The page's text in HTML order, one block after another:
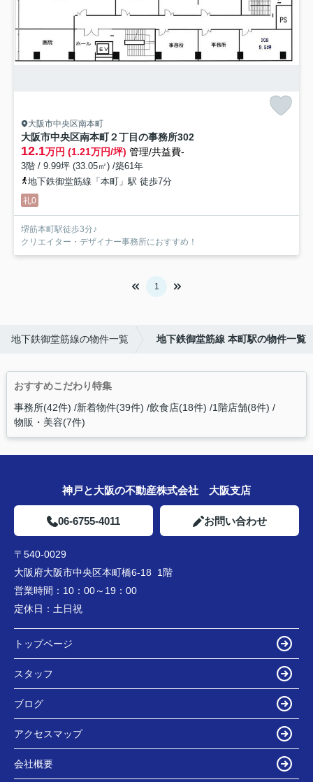
大阪市中央区南本町
大阪市中央区南本町２丁目の事務所302
12.1万円 (1.21万円/坪) 管理/共益費-
3階 / 9.99坪 (33.05㎡) /築61年
地下鉄御堂筋線「本町」駅 徒歩7分
礼0
堺筋本町駅徒歩3分♪
クリエイター・デザイナー事務所におすすめ！
1
地下鉄御堂筋線の物件一覧 地下鉄御堂筋線 本町駅の物件一覧
おすすめこだわり特集
事務所(42件) 新着物件(39件) 飲食店(18件) 1階店舗(8件)
物販・美容(7件)
神戸と大阪の不動産株式会社 大阪支店
06-6755-4011 お問い合わせ
〒540-0029
大阪府大阪市中央区本町橋6-18 1階
営業時間： 10：00～19：00
定休日： 土日祝
トップページ
スタッフ
ブログ
アクセスマップ
会社概要